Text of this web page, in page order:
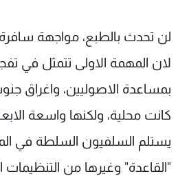
لن تحدث بالطبع، مواجهة سافرة
لان المهمة الاولى تتمثل في
بمساعدة الاصوليين، واغراق
كانت محلية، ولكنها واسعة
يستلم السلفيون السلطة في
"القاعدة" وغيرها من